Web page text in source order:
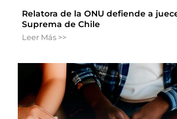
Relatora de la ONU defiende a
Suprema de Chile
Leer Más >>